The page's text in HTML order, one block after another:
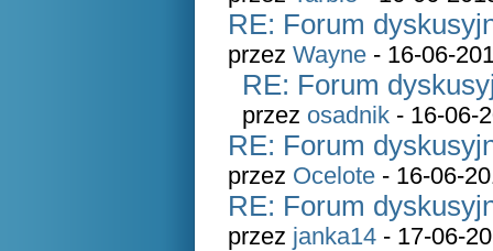
RE: Forum
przez Wayne - 16-06-
RE: Forum
przez osadnik - 16-06-
RE: Forum
przez Ocelote - 16-06-
RE: Forum
przez janka14 - 17-06-